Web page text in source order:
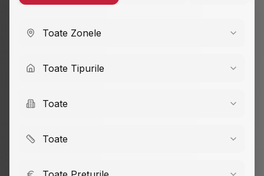
Toate Zonele
Toate Tipurile
Toate
Toate